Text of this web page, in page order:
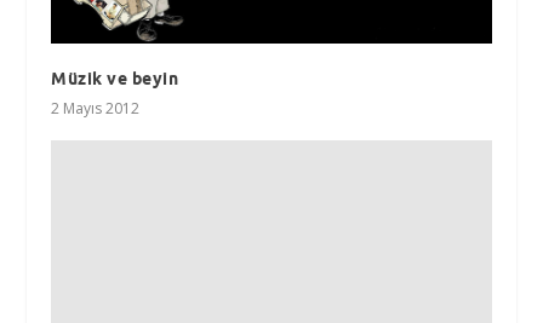
Müzik ve beyin
2 Mayıs 2012